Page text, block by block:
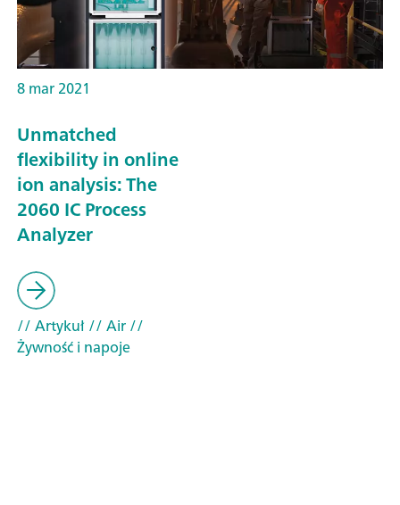
8 mar 2021
Unmatched
flexibility in online
ion analysis: The
2060 IC Process
Analyzer
// Artykuł// Air//
Żywność i napoje